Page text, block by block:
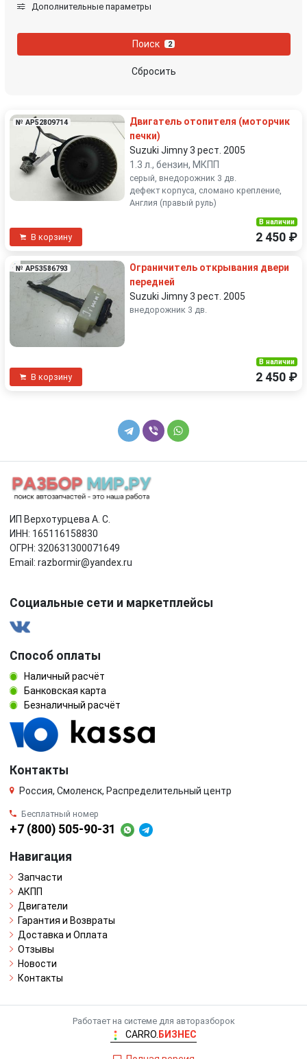
Дополнительные параметры
Поиск 2
Сбросить
№ AP52809714
Двигатель отопителя (моторчик
печки)
Suzuki Jimny 3 рест. 2005
1.3 л., бензин, МКПП
серый, внедорожник 3 дв.
дефект корпуса, сломано крепление,
Англия (правый руль)
В корзину
В наличии
2 450 ₽
№ AP53586793
Ограничитель открывания двери
передней
Suzuki Jimny 3 рест. 2005
внедорожник 3 дв.
В корзину
В наличии
2 450 ₽
ИП Верхотурцева А. С.
ИНН: 165116158830
ОГРН: 320631300071649
Email: razbormir@yandex.ru
Социальные сети и маркетплейсы
Способ оплаты
Наличный расчёт
Банковская карта
Безналичный расчёт
Контакты
Россия, Смоленск, Распределительный центр
Бесплатный номер
+7 (800) 505-90-31
Навигация
Запчасти
АКПП
Двигатели
Гарантия и Возвраты
Доставка и Оплата
Отзывы
Новости
Контакты
Работает на системе для авторазборок
CARRO. БИЗНЕС